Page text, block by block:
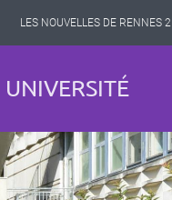
LES NOUVELLES DE RENNES 2
UNIVERSITÉ